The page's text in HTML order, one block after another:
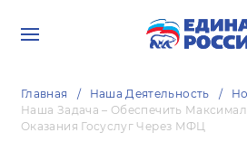
Главная Наша Деятельность
Наша Задача – Обеспечить
Оказания Госуслуг Через МФЦ